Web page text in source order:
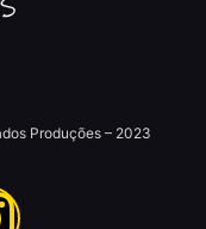
Produções – 2023